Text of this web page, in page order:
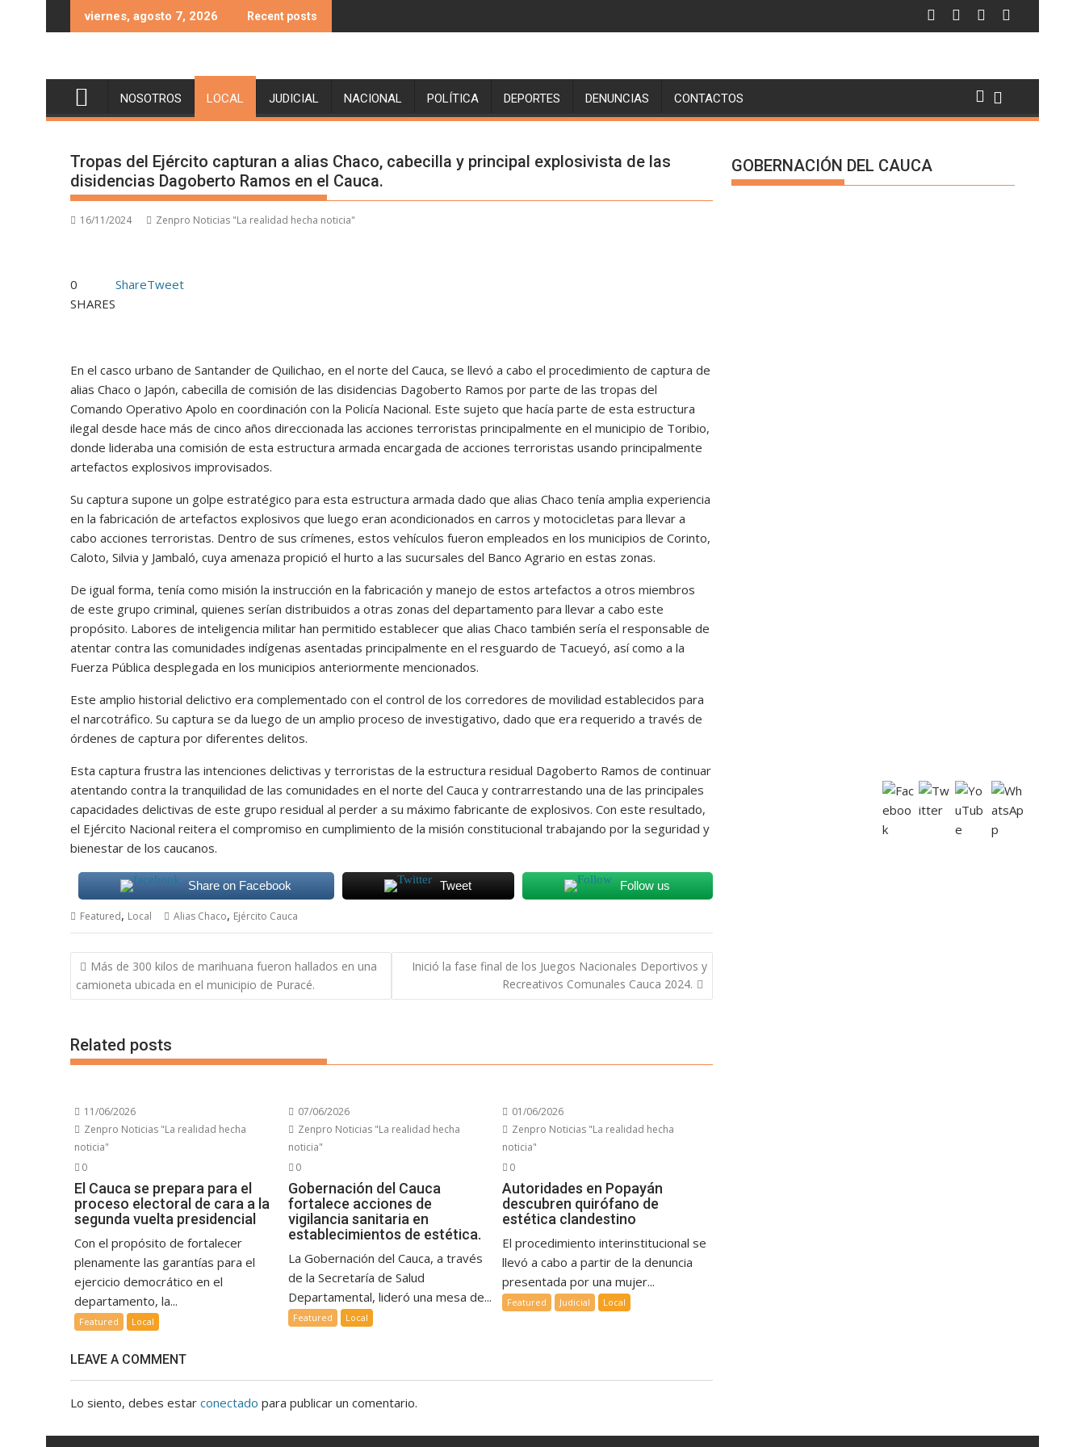
to
viernes, agosto 7, 2026 Recent posts
NOSOTROS LOCAL JUDICIAL NACIONAL POLÍTICA DEPORTES DENUNCIAS CONTACTOS
Tropas del Ejército capturan a alias Chaco, cabecilla y principal explosivista de las
disidencias Dagoberto Ramos en el Cauca.
16/11/2024 Zenpro Noticias "La realidad hecha noticia"
0
SHARES
ShareTweet
En el casco urbano de Santander de Quilichao, en el norte del Cauca, se llevó a cabo el procedimiento de captura de
alias Chaco o Japón, cabecilla de comisión de las disidencias Dagoberto Ramos por parte de las tropas del
Comando Operativo Apolo en coordinación con la Policía Nacional. Este sujeto que hacía parte de esta estructura
ilegal desde hace más de cinco años direccionada las acciones terroristas principalmente en el municipio de Toribio,
donde lideraba una comisión de esta estructura armada encargada de acciones terroristas usando principalmente
artefactos explosivos improvisados.
Su captura supone un golpe estratégico para esta estructura armada dado que alias Chaco tenía amplia experiencia
en la fabricación de artefactos explosivos que luego eran acondicionados en carros y motocicletas para llevar a
cabo acciones terroristas. Dentro de sus crímenes, estos vehículos fueron empleados en los municipios de Corinto,
Caloto, Silvia y Jambaló, cuya amenaza propició el hurto a las sucursales del Banco Agrario en estas zonas.
De igual forma, tenía como misión la instrucción en la fabricación y manejo de estos artefactos a otros miembros
de este grupo criminal, quienes serían distribuidos a otras zonas del departamento para llevar a cabo este
propósito. Labores de inteligencia militar han permitido establecer que alias Chaco también sería el responsable de
atentar contra las comunidades indígenas asentadas principalmente en el resguardo de Tacueyó, así como a la
Fuerza Pública desplegada en los municipios anteriormente mencionados.
Este amplio historial delictivo era complementado con el control de los corredores de movilidad establecidos para
el narcotráfico. Su captura se da luego de un amplio proceso de investigativo, dado que era requerido a través de
órdenes de captura por diferentes delitos.
Esta captura frustra las intenciones delictivas y terroristas de la estructura residual Dagoberto Ramos de continuar
atentando contra la tranquilidad de las comunidades en el norte del Cauca y contrarrestando una de las principales
capacidades delictivas de este grupo residual al perder a su máximo fabricante de explosivos. Con este resultado,
el Ejército Nacional reitera el compromiso en cumplimiento de la misión constitucional trabajando por la seguridad y
bienestar de los caucanos.
Share on Facebook Tweet Follow us
Featured, Local Alias Chaco, Ejército Cauca
Navegación
de
entradas
Más de 300 kilos de marihuana fueron hallados en una
camioneta ubicada en el municipio de Puracé.
Inició la fase final de los Juegos Nacionales Deportivos y
Recreativos Comunales Cauca 2024.
Related posts
11/06/2026
Zenpro Noticias "La realidad hecha
noticia"
0
El Cauca se prepara para el
proceso electoral de cara a la
segunda vuelta presidencial
Con el propósito de fortalecer
plenamente las garantías para el
ejercicio democrático en el
departamento, la...
Featured Local
07/06/2026
Zenpro Noticias "La realidad hecha
noticia"
0
Gobernación del Cauca
fortalece acciones de
vigilancia sanitaria en
establecimientos de estética.
La Gobernación del Cauca, a través
de la Secretaría de Salud
Departamental, lideró una mesa de...
Featured Local
01/06/2026
Zenpro Noticias "La realidad hecha
noticia"
0
Autoridades en Popayán
descubren quirófano de
estética clandestino
El procedimiento interinstitucional se
llevó a cabo a partir de la denuncia
presentada por una mujer...
Featured Judicial Local
LEAVE A COMMENT
Lo siento, debes estar conectado para publicar un comentario.
GOBERNACIÓN DEL CAUCA